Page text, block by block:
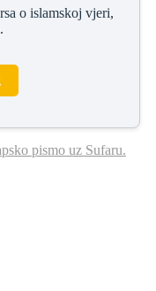
o islamskoj vjeri,
pismo uz Sufaru.